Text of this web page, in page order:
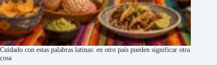
Cuidado con estas palabras latinas: en otro país pueden significar otra
cosa